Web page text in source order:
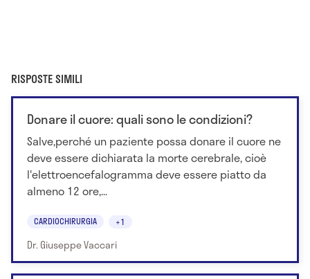
RISPOSTE SIMILI
Donare il cuore: quali sono le condizioni?
Salve,perché un paziente possa donare il cuore ne
deve essere dichiarata la morte cerebrale, cioè
l'elettroencefalogramma deve essere piatto da
almeno 12 ore,...
CARDIOCHIRURGIA +1
Dr. Giuseppe Vaccari